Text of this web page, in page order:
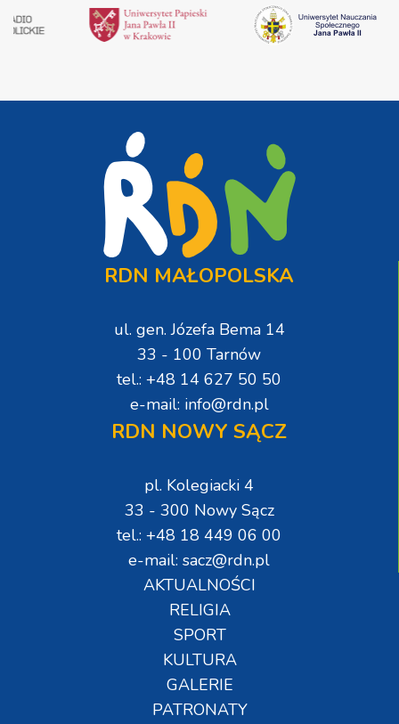
RDN MAŁOPOLSKA
ul. gen. Józefa Bema 14
33 - 100 Tarnów
tel.: +48 14 627 50 50
e-mail: info@rdn.pl
RDN NOWY SĄCZ
pl. Kolegiacki 4
33 - 300 Nowy Sącz
tel.: +48 18 449 06 00
e-mail: sacz@rdn.pl
AKTUALNOŚCI
RELIGIA
SPORT
KULTURA
GALERIE
PATRONATY